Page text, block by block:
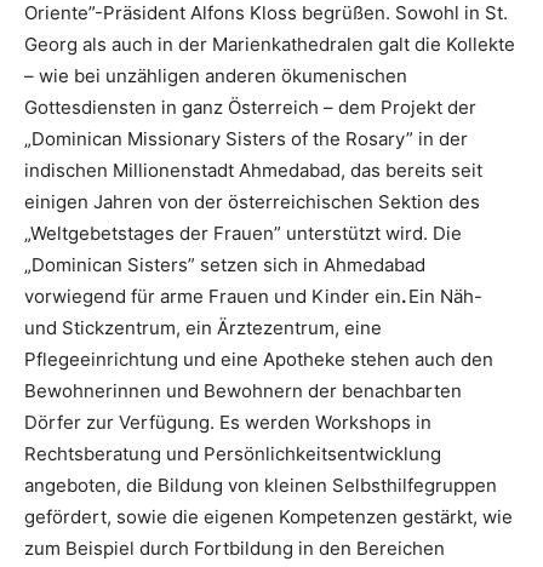
Oriente”-Präsident Alfons Kloss begrüßen. Sowohl in St.
Georg als auch in der Marienkathedralen galt die Kollekte
– wie bei unzähligen anderen ökumenischen
Gottesdiensten in ganz Österreich – dem Projekt der
„Dominican Missionary Sisters of the Rosary” in der
indischen Millionenstadt Ahmedabad, das bereits seit
einigen Jahren von der österreichischen Sektion des
„Weltgebetstages der Frauen” unterstützt wird. Die
„Dominican Sisters” setzen sich in Ahmedabad
vorwiegend für arme Frauen und Kinder ein.Ein Näh-
und Stickzentrum, ein Ärztezentrum, eine
Pflegeeinrichtung und eine Apotheke stehen auch den
Bewohnerinnen und Bewohnern der benachbarten
Dörfer zur Verfügung. Es werden Workshops in
Rechtsberatung und Persönlichkeitsentwicklung
angeboten, die Bildung von kleinen Selbsthilfegruppen
gefördert, sowie die eigenen Kompetenzen gestärkt, wie
zum Beispiel durch Fortbildung in den Bereichen